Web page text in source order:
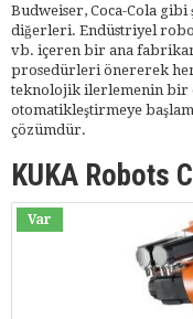
Budweiser, Coca-Cola
diğerleri. Endüstriyel
vb. içeren bir ana
prosedürleri önererek
teknolojik ilerlemenin bir
otomatikleştirmeye
çözümdür.
KUKA Robots
Var